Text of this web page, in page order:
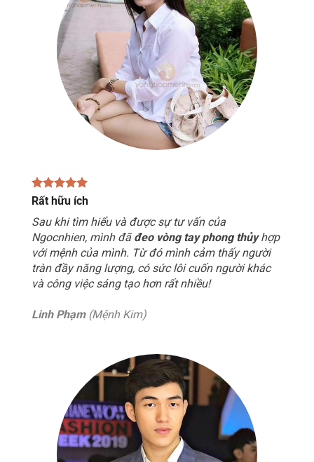
Rất hữu ích
Sau khi tìm hiểu và được sự tư vấn của
Ngocnhien, mình đã đeo vòng tay phong thủyhợp
với mệnh của mình. Từ đó mình cảm thấy người
tràn đầy năng lượng, có sức lôi cuốn người khác
và công việc sáng tạo hơn rất nhiều!
Linh Phạm(Mệnh Kim)